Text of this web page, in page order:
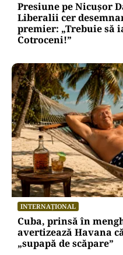
Presiune pe Nicușor
Liberalii cer
premier: „Trebuie să
Cotroceni!”
INTERNAȚIONAL
Cuba, prinsă în
avertizează Havana
„supapă de scăpare”